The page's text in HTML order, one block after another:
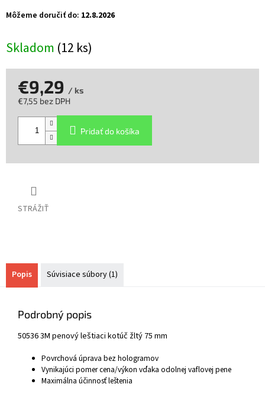
Skladom (12 ks)
Môžeme doručiť do: 12.8.2026
STRÁŽIŤ
€9,29 / ks
€7,55 bez DPH
Pridať do košíka
Popis Súvisiace súbory (1)
Podrobný popis
50536 3M penový leštiaci kotúč žltý 75 mm
Povrchová úprava bez hologramov
Vynikajúci pomer cena/výkon vďaka odolnej vaflovej pene
Maximálna účinnosť leštenia